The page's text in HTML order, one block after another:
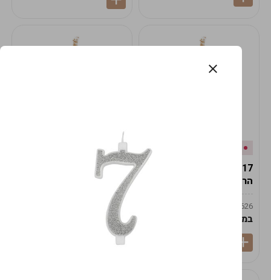
הרמס 19ס"מ -לבן נקי
9009492379626
במארז
במלאי
19ס"מ -לבן מנוקד
9009492379626
במארז